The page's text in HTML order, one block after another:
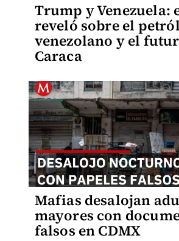
Trump y Venezuela:
reveló sobre el
venezolano y el
Caraca
Mafias desalojan
mayores con
falsos en CDMX